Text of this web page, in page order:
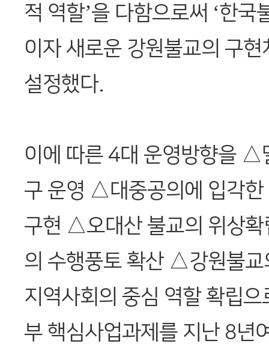
적 역할’을 다함으로써 ‘한국
이자 새로운 강원불교의 구현
설정했다.
이에 따른 4대 운영방향을 △
구 운영 △대중공의에 입각한
구현 △오대산 불교의 위상확
의 수행풍토 확산 △강원불교
지역사회의 중심 역할 확립
부 핵심사업과제를 지난 8년